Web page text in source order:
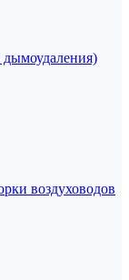
дымоудаления)
воздуховодов